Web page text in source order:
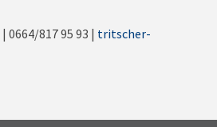
| 0664/817 95 93 | tritscher-